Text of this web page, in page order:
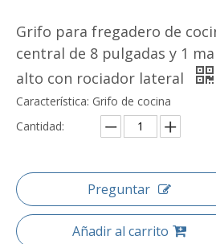
Grifo para fregadero de
central de 8 pulgadas y 1
alto con rociador lateral
Característica: Grifo de cocina
Cantidad:
Preguntar
Añadir al carrito